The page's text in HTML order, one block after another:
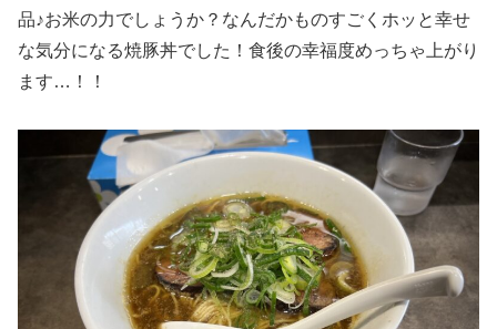
品♪お米の力でしょうか？なんだかものすごくホッと幸せ
な気分になる焼豚丼でした！食後の幸福度めっちゃ上がり
ます…！！